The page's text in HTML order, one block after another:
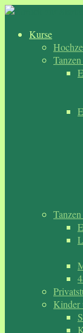
Zum
springenKurse
Kinder